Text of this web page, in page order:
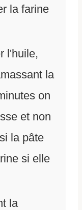
la farine
l'huile,
la
on
et non
la pâte
si elle
la